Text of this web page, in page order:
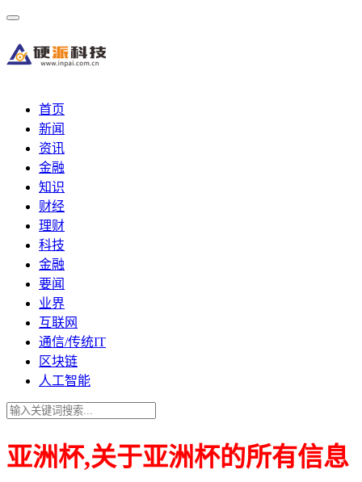
首页
新闻
资讯
金融
知识
财经
理财
科技
金融
要闻
业界
互联网
通信/传统IT
区块链
人工智能
亚洲杯,关于亚洲杯的所有信息